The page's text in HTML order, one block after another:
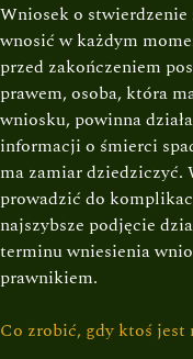
Wniosek o
wnosić w każdym
przed zakończeniem
prawem, osoba, która
wniosku, powinna
informacji o śmierci
ma zamiar dziedziczyć.
prowadzić do
najszybsze podjęcie
terminu wniesienia
prawnikiem.
Co zrobić, gdy ktoś jest